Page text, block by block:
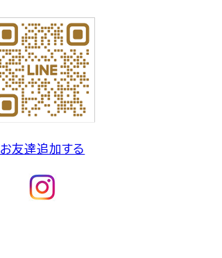
お友達追加する